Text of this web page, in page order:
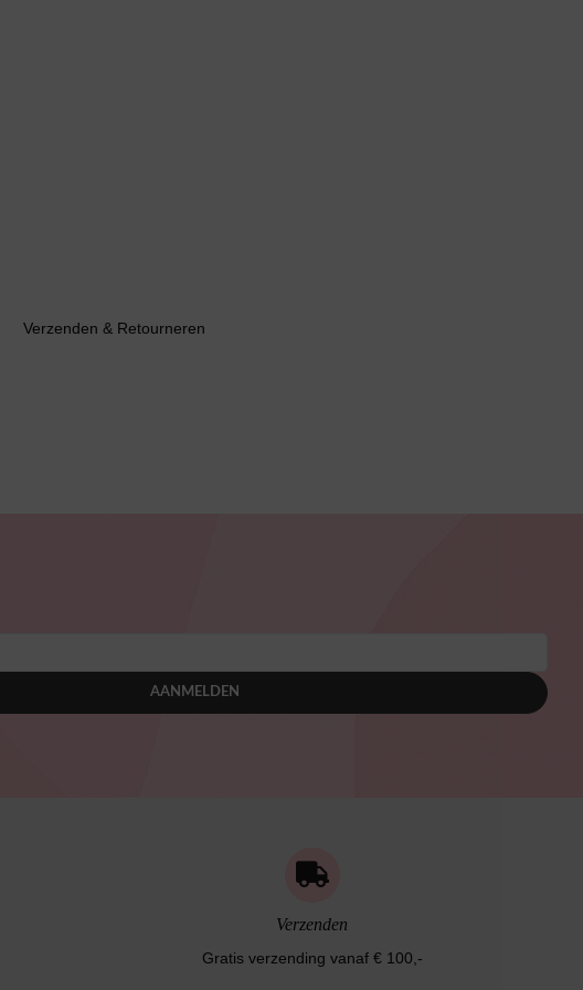
Verzenden & Retourneren
AANMELDEN
Verzenden
Gratis verzending vanaf € 100,-